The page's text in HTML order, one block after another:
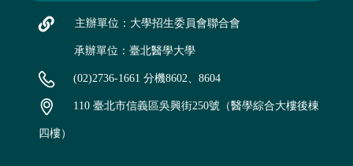
主辦單位：大學招生委員會聯合會
承辦單位：臺北醫學大學
(02)2736-1661 分機8602、8604
110 臺北市信義區吳興街250號（醫學綜合大樓後棟
四樓）